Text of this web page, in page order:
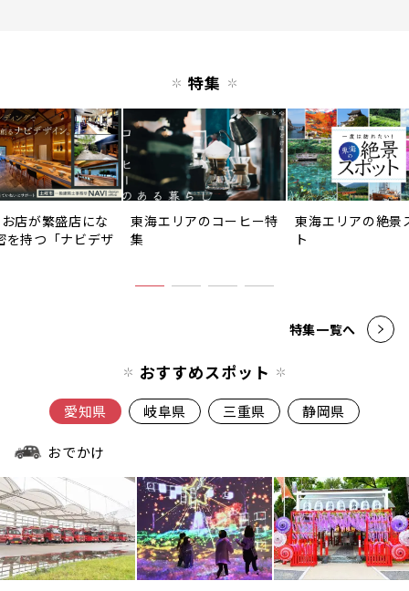
特集
店が繁盛店にな
を持つ「ナビデザ
東海エリアのコーヒー特
集
東海エリアの絶景
ト
特集一覧へ
おすすめスポット
愛知県 岐阜県 三重県 静岡県
おでかけ